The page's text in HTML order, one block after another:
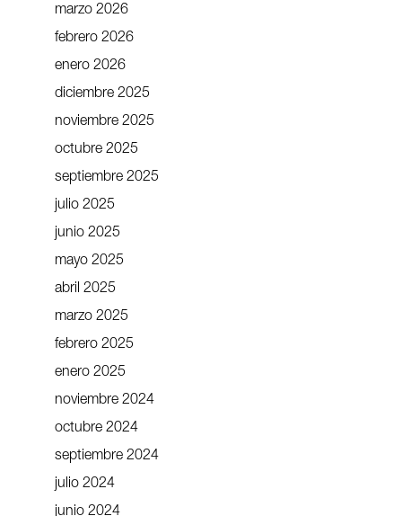
marzo 2026
febrero 2026
enero 2026
diciembre 2025
noviembre 2025
octubre 2025
septiembre 2025
julio 2025
junio 2025
mayo 2025
abril 2025
marzo 2025
febrero 2025
enero 2025
noviembre 2024
octubre 2024
septiembre 2024
julio 2024
junio 2024